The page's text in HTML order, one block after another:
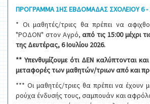
ΠΡΟΓΡΑΜΜΑ 1ΗΣ ΕΒΔΟΜΑΔΑΣ ΣΧΟΛΕΙΟΥ 6 -
* Οι μαθητές/τριες θα πρέπει να
"ΡΟΔΟΝ" στον Αγρό,από τις 15:00 μέχρι
της Δευτέρας, 6 Ιουλίου 2026.
** Υπενθυμίζουμε ότι ΔΕΝ καλύπτονται
μεταφορές των μαθητών/τριων από και
*** Οι μαθητές/τριες θα πρέπει να έχουν
ρούχα ένδυσής τους, σαμπουάν και